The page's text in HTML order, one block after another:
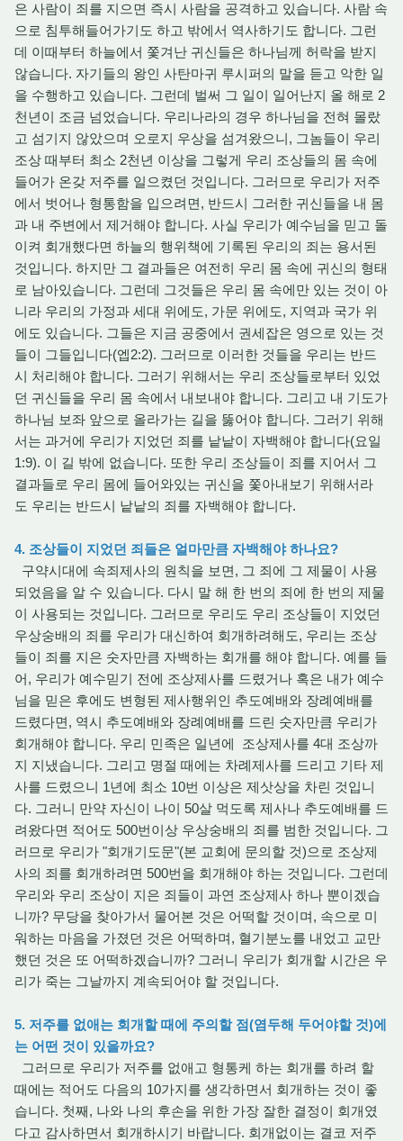
은 사람이 죄를 지으면 즉시 사람을 공격하고 있습니다. 사람 속
으로 침투해들어가기도 하고 밖에서 역사하기도 합니다. 그런
데 이때부터 하늘에서 쫓겨난 귀신들은 하나님께 허락을 받지
않습니다. 자기들의 왕인 사탄마귀 루시퍼의 말을 듣고 악한 일
을 수행하고 있습니다. 그런데 벌써 그 일이 일어난지 올 해로 2
천년이 조금 넘었습니다. 우리나라의 경우 하나님을 전혀 몰랐
고 섬기지 않았으며 오로지 우상을 섬겨왔으니, 그놈들이 우리
조상 때부터 최소 2천년 이상을 그렇게 우리 조상들의 몸 속에
들어가 온갖 저주를 일으켰던 것입니다. 그러므로 우리가 저주
에서 벗어나 형통함을 입으려면, 반드시 그러한 귀신들을 내 몸
과 내 주변에서 제거해야 합니다. 사실 우리가 예수님을 믿고 돌
이켜 회개했다면 하늘의 행위책에 기록된 우리의 죄는 용서된
것입니다. 하지만 그 결과들은 여전히 우리 몸 속에 귀신의 형태
로 남아있습니다. 그런데 그것들은 우리 몸 속에만 있는 것이 아
니라 우리의 가정과 세대 위에도, 가문 위에도, 지역과 국가 위
에도 있습니다. 그들은 지금 공중에서 권세잡은 영으로 있는 것
들이 그들입니다(엡2:2). 그러므로 이러한 것들을 우리는 반드
시 처리해야 합니다. 그러기 위해서는 우리 조상들로부터 있었
던 귀신들을 우리 몸 속에서 내보내야 합니다. 그리고 내 기도가
하나님 보좌 앞으로 올라가는 길을 뚫어야 합니다. 그러기 위해
서는 과거에 우리가 지었던 죄를 낱낱이 자백해야 합니다(요일
1:9). 이 길 밖에 없습니다. 또한 우리 조상들이 죄를 지어서 그
결과들로 우리 몸에 들어와있는 귀신을 쫓아내보기 위해서라
도 우리는 반드시 낱낱의 죄를 자백해야 합니다.
4. 조상들이 지었던 죄들은 얼마만큼 자백해야 하나요?
구약시대에 속죄제사의 원칙을 보면, 그 죄에 그 제물이 사용
되었음을 알 수 있습니다. 다시 말 해 한 번의 죄에 한 번의 제물
이 사용되는 것입니다. 그러므로 우리도 우리 조상들이 지었던
우상숭배의 죄를 우리가 대신하여 회개하려해도, 우리는 조상
들이 죄를 지은 숫자만큼 자백하는 회개를 해야 합니다. 예를 들
어, 우리가 예수믿기 전에 조상제사를 드렸거나 혹은 내가 예수
님을 믿은 후에도 변형된 제사행위인 추도예배와 장례예배를
드렸다면, 역시 추도예배와 장례예배를 드린 숫자만큼 우리가
회개해야 합니다. 우리 민족은 일년에 조상제사를 4대 조상까
지 지냈습니다. 그리고 명절 때에는 차례제사를 드리고 기타 제
사를 드렸으니 1년에 최소 10번 이상은 제삿상을 차린 것입니
다. 그러니 만약 자신이 나이 50살 먹도록 제사나 추도예배를 드
려왔다면 적어도 500번이상 우상숭배의 죄를 범한 것입니다. 그
러므로 우리가 "회개기도문"(본 교회에 문의할 것)으로 조상제
사의 죄를 회개하려면 500번을 회개해야 하는 것입니다. 그런데
우리와 우리 조상이 지은 죄들이 과연 조상제사 하나 뿐이겠습
니까? 무당을 찾아가서 물어본 것은 어떡할 것이며, 속으로 미
워하는 마음을 가졌던 것은 어떡하며, 혈기분노를 내었고 교만
했던 것은 또 어떡하겠습니까? 그러니 우리가 회개할 시간은 우
리가 죽는 그날까지 계속되어야 할 것입니다.
5. 저주를 없애는 회개할 때에 주의할 점(염두해 두어야할 것)에
는 어떤 것이 있을까요?
그러므로 우리가 저주를 없애고 형통케 하는 회개를 하려 할
때에는 적어도 다음의 10가지를 생각하면서 회개하는 것이 좋
습니다. 첫째, 나와 나의 후손을 위한 가장 잘한 결정이 회개였
다고 감사하면서 회개하시기 바랍니다. 회개없이는 결코 저주